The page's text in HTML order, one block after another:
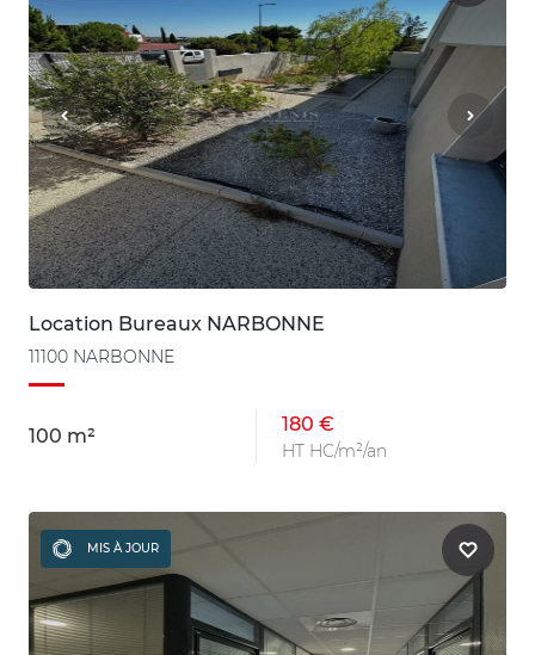
Location Bureaux NARBONNE
11100 NARBONNE
100 m²
180 €
HT HC/m²/an
MIS À JOUR